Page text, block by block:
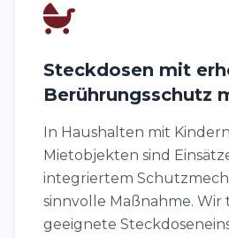
Steckdosen mit
Berührungsschutz
In Haushalten mit
Mietobjekten sind
integriertem
sinnvolle Maßnahme. Wir
geeignete